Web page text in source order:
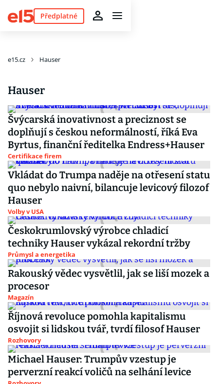
Předplatné
e15.cz Hauser
Hauser
Švýcarská inovativnost a preciznost se
doplňují s českou neformálností, říká Eva
Byrtus, finanční ředitelka Endress+Hauser
Certifikace firem
Vkládat do Trumpa naděje na otřesení statu
quo nebylo naivní, bilancuje levicový filozof
Hauser
Volby v USA
Českokrumlovský výrobce chladicí
techniky Hauser vykázal rekordní tržby
Průmysl a energetika
Rakouský vědec vysvětlil, jak se liší mozek a
procesor
Magazín
Říjnová revoluce pomohla kapitalismu
osvojit si lidskou tvář, tvrdí filosof Hauser
Rozhovory
Michael Hauser: Trumpův vzestup je
perverzní reakcí voličů na selhání levice